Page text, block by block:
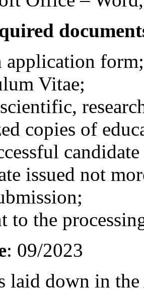
application form;
Vitae;
copies of
issued not
to the
: 09/2023
laid down in